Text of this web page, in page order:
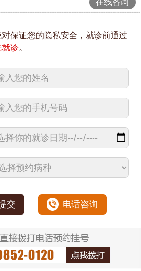
在线咨询
保证您的隐私安全，就诊前通过
就诊。
交 电话咨询